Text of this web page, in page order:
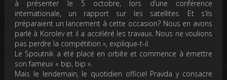
à présenter le 5 octobre, lors d’une conférence
internationale, un rapport sur les satellites. Et s’ils
préparaient un lancement à cette occasion? Nous en avons
parlé à Korolev et il a accéléré les travaux. Nous ne voulions
pas perdre la compétition », explique-t-il.
Le Spoutnik a été placé en orbite et commence à émettre
son fameux « bip, bip ».
Mais le lendemain, le quotidien officiel Pravda y consacre